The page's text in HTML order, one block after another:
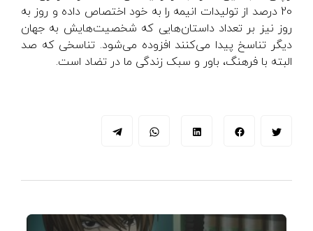
20 درصد از تولیدات انیمه را به خود اختصاص داده و روز به
روز نیز بر تعداد داستان‌هایی که شخصیت‌هایش به جهان
دیگر تناسخ پیدا می‌کنند افزوده می‌شود. تناسخی که صد
البته با فرهنگ، باور و سبک زندگی ما در تضاد است.